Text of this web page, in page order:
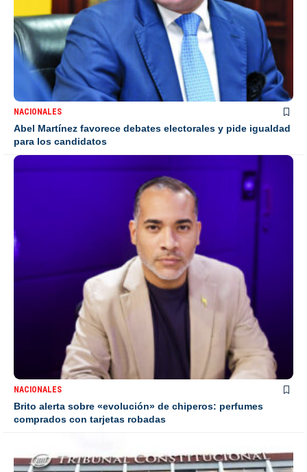
NACIONALES
Abel Martínez favorece debates electorales y pide igualdad
para los candidatos
NACIONALES
Brito alerta sobre «evolución» de chiperos: perfumes
comprados con tarjetas robadas